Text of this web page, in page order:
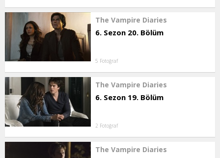
The Vampire Diaries
6. Sezon 20. Bölüm
5 Fotoğraf
The Vampire Diaries
6. Sezon 19. Bölüm
2 Fotoğraf
The Vampire Diaries